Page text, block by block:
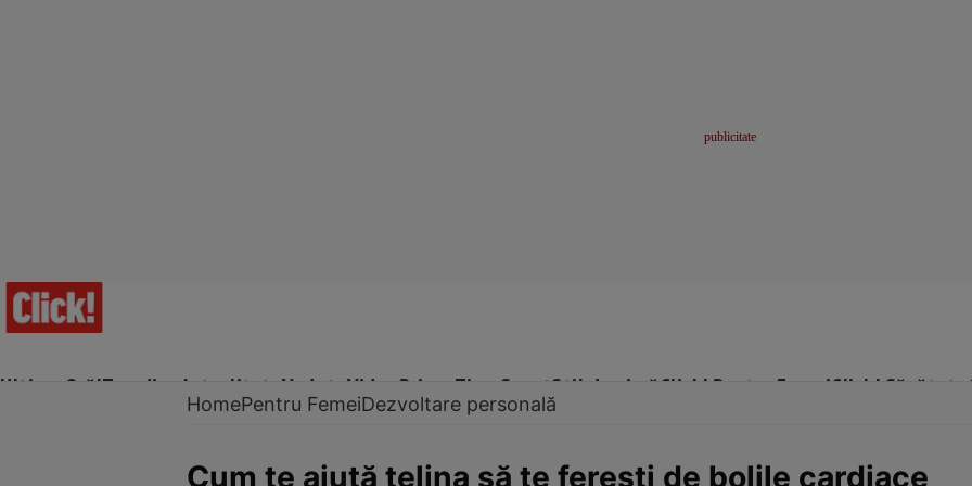
Ultima Oră!Trending Actualitate Vedete Video Prime Time SportStil de viațăClick! Pentru FemeiClick! Sănătate
HomePentru FemeiDezvoltare personală
Cum te ajută ţelina să te fereşti de bolile cardiace